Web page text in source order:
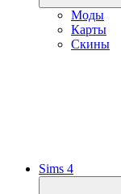
Моды
Карты
Скины
Sims 4